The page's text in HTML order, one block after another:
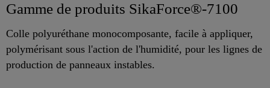
Gamme de produits SikaForce®-7100
Colle polyuréthane monocomposante, facile à appliquer,
polymérisant sous l'action de l'humidité, pour les lignes de
production de panneaux instables.